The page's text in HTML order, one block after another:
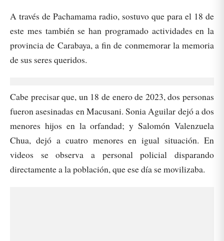
A través de Pachamama radio, sostuvo que para el 18 de
este mes también se han programado actividades en la
provincia de Carabaya, a fin de conmemorar la memoria
de sus seres queridos.
Cabe precisar que, un 18 de enero de 2023, dos personas
fueron asesinadas en Macusani. Sonia Aguilar dejó a dos
menores hijos en la orfandad; y Salomón Valenzuela
Chua, dejó a cuatro menores en igual situación. En
videos se observa a personal policial disparando
directamente a la población, que ese día se movilizaba.